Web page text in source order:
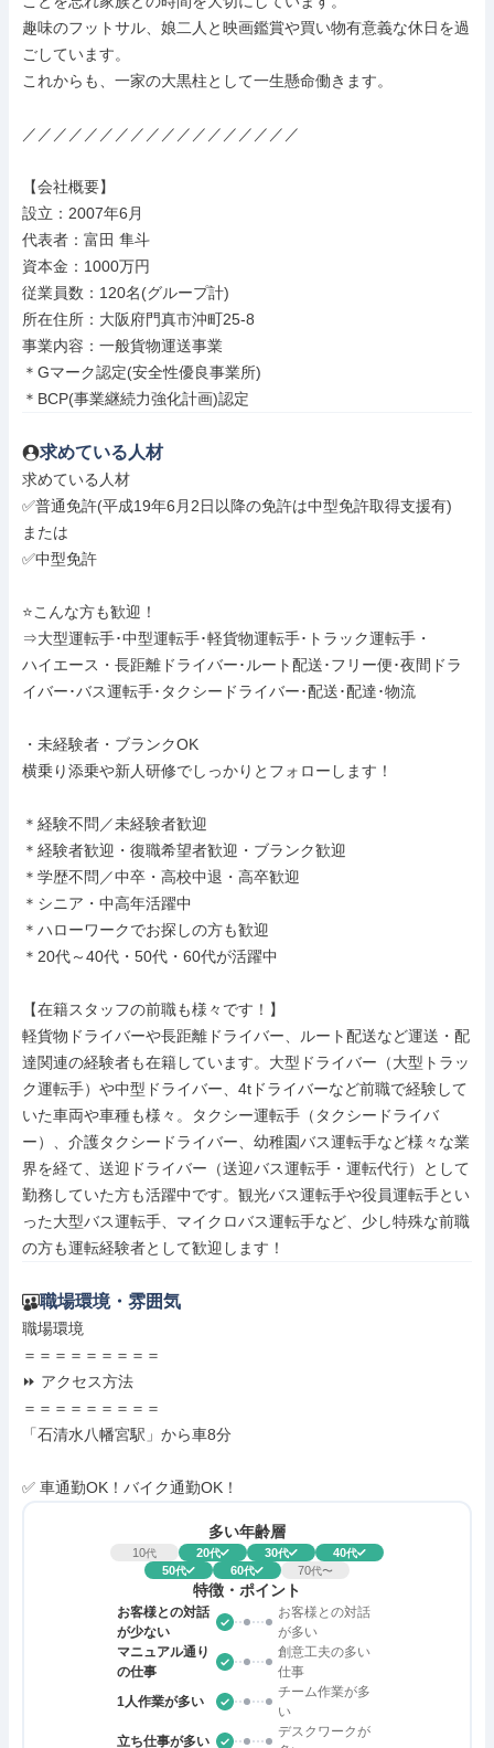
趣味のフットサル、娘二人と映画鑑賞や買い物有意義な休日を過
ごしています。
これからも、一家の大黒柱として一生懸命働きます。
／／／／／／／／／／／／／／／／／／
【会社概要】
設立：2007年6月
代表者：富田 隼斗
資本金：1000万円
従業員数：120名(グループ計)
所在住所：大阪府門真市沖町25-8
事業内容：一般貨物運送事業
＊Gマーク認定(安全性優良事業所)
＊BCP(事業継続力強化計画)認定
求めている人材
求めている人材
✅普通免許(平成19年6月2日以降の免許は中型免許取得支援有)
または
✅中型免許
⭐こんな方も歓迎！
⇒大型運転手･中型運転手･軽貨物運転手･トラック運転手・
ハイエース・長距離ドライバー･ルート配送･フリー便･夜間ドラ
イバー･バス運転手･タクシードライバー･配送･配達･物流
・未経験者・ブランクOK
横乗り添乗や新人研修でしっかりとフォローします！
＊経験不問／未経験者歓迎
＊経験者歓迎・復職希望者歓迎・ブランク歓迎
＊学歴不問／中卒・高校中退・高卒歓迎
＊シニア・中高年活躍中
＊ハローワークでお探しの方も歓迎
＊20代～40代・50代・60代が活躍中
【在籍スタッフの前職も様々です！】
軽貨物ドライバーや長距離ドライバー、ルート配送など運送・配
達関連の経験者も在籍しています。大型ドライバー（大型トラッ
ク運転手）や中型ドライバー、4tドライバーなど前職で経験して
いた車両や車種も様々。タクシー運転手（タクシードライバ
ー）、介護タクシードライバー、幼稚園バス運転手など様々な業
界を経て、送迎ドライバー（送迎バス運転手・運転代行）として
勤務していた方も活躍中です。観光バス運転手や役員運転手とい
った大型バス運転手、マイクロバス運転手など、少し特殊な前職
の方も運転経験者として歓迎します！
職場環境・雰囲気
職場環境
＝＝＝＝＝＝＝＝＝
⏩ アクセス方法
＝＝＝＝＝＝＝＝＝
「石清水八幡宮駅」から車8分
✅ 車通勤OK！バイク通勤OK！
多い年齢層
10代 20代 30代 40代
50代 60代 70代〜
特徴・ポイント
お客様との対話
が少ない
お客様との対話
が多い
マニュアル通り
の仕事
創意工夫の多い
仕事
1人作業が多い
チーム作業が多
い
立ち仕事が多い
デスクワークが